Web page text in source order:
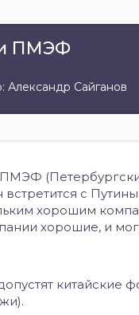
ПМЭФ
Александр Сайганов
с
хорошим
хорошие, и